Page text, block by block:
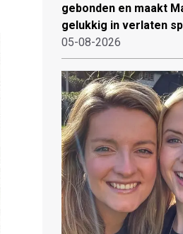
gebonden en maakt
gelukkig in verlaten
05-08-2026